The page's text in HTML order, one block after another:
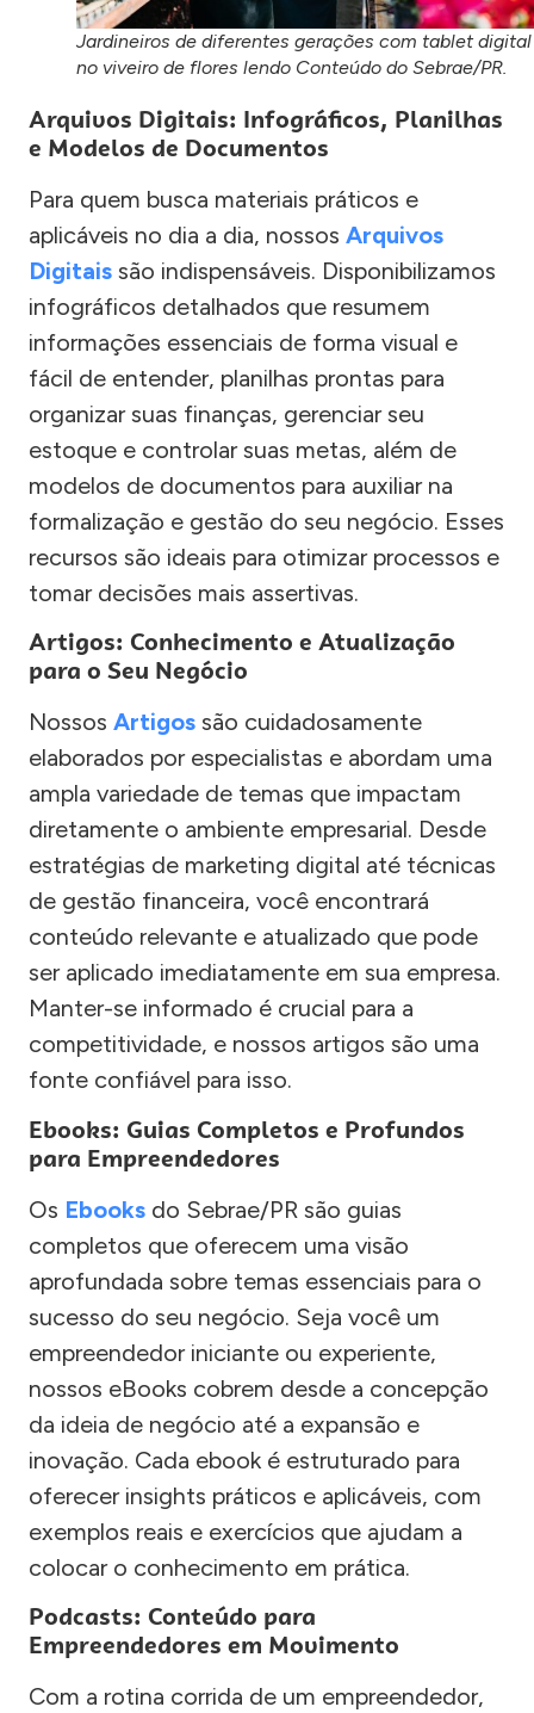
Jardineiros de diferentes gerações com tablet digital
no viveiro de flores lendo Conteúdo do Sebrae/PR.
Arquivos Digitais: Infográficos, Planilhas
e Modelos de Documentos
Para quem busca materiais práticos e
aplicáveis no dia a dia, nossos Arquivos
Digitais são indispensáveis. Disponibilizamos
infográficos detalhados que resumem
informações essenciais de forma visual e
fácil de entender, planilhas prontas para
organizar suas finanças, gerenciar seu
estoque e controlar suas metas, além de
modelos de documentos para auxiliar na
formalização e gestão do seu negócio. Esses
recursos são ideais para otimizar processos e
tomar decisões mais assertivas.
Artigos: Conhecimento e Atualização
para o Seu Negócio
Nossos Artigos são cuidadosamente
elaborados por especialistas e abordam uma
ampla variedade de temas que impactam
diretamente o ambiente empresarial. Desde
estratégias de marketing digital até técnicas
de gestão financeira, você encontrará
conteúdo relevante e atualizado que pode
ser aplicado imediatamente em sua empresa.
Manter-se informado é crucial para a
competitividade, e nossos artigos são uma
fonte confiável para isso.
Ebooks: Guias Completos e Profundos
para Empreendedores
Os Ebooks do Sebrae/PR são guias
completos que oferecem uma visão
aprofundada sobre temas essenciais para o
sucesso do seu negócio. Seja você um
empreendedor iniciante ou experiente,
nossos eBooks cobrem desde a concepção
da ideia de negócio até a expansão e
inovação. Cada ebook é estruturado para
oferecer insights práticos e aplicáveis, com
exemplos reais e exercícios que ajudam a
colocar o conhecimento em prática.
Podcasts: Conteúdo para
Empreendedores em Movimento
Com a rotina corrida de um empreendedor,